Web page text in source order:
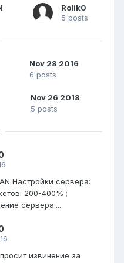
Rolik0
5 posts
Nov 28 2016
6 posts
Nov 26 2018
5 posts
Настройки сервера:
200-400% ;
сервера:...
извинение за